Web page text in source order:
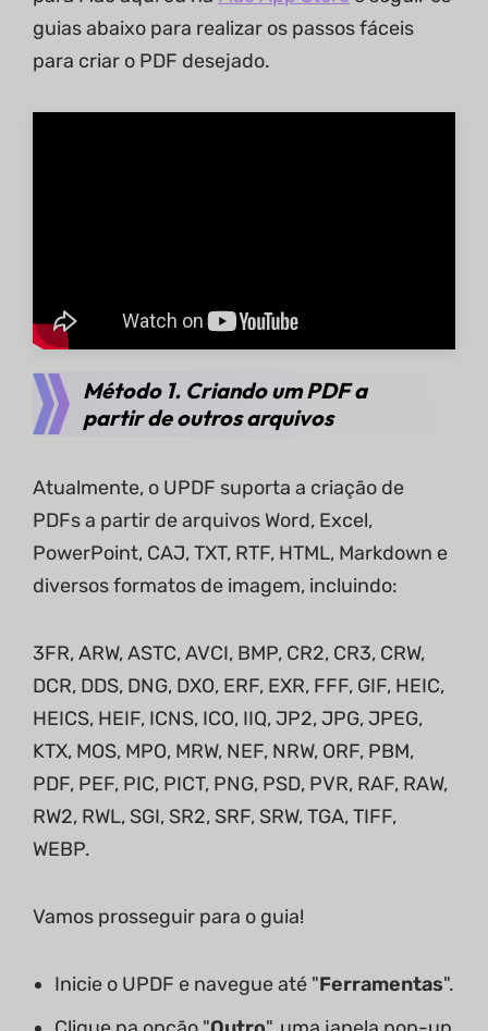
guias abaixo para realizar os passos fáceis
para criar o PDF desejado.
Método 1. Criando um PDF a
partir de outros arquivos
Atualmente, o UPDF suporta a criação de
PDFs a partir de arquivos Word, Excel,
PowerPoint, CAJ, TXT, RTF, HTML, Markdown e
diversos formatos de imagem, incluindo:
3FR, ARW, ASTC, AVCI, BMP, CR2, CR3, CRW,
DCR, DDS, DNG, DXO, ERF, EXR, FFF, GIF, HEIC,
HEICS, HEIF, ICNS, ICO, IIQ, JP2, JPG, JPEG,
KTX, MOS, MPO, MRW, NEF, NRW, ORF, PBM,
PDF, PEF, PIC, PICT, PNG, PSD, PVR, RAF, RAW,
RW2, RWL, SGI, SR2, SRF, SRW, TGA, TIFF,
WEBP.
Vamos prosseguir para o guia!
Inicie o UPDF e navegue até "Ferramentas".